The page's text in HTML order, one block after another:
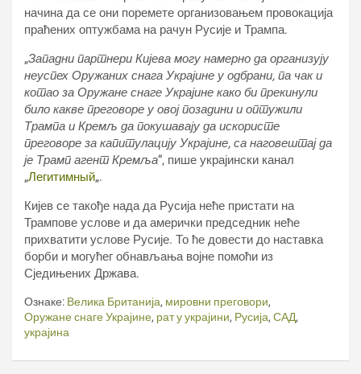
начина да се они поремете организовањем провокација
праћених оптужбама на рачун Русије и Трампа.
„Западни партнери Кијева могу намерно да организују
неуспех Оружаних снага Украјине у одбрани, па чак и
котао за Оружане снаге Украјине како би прекинули
било какве преговоре у овој позадини и оптужили
Трампа и Кремљ да покушавају да искористе
преговоре за капитулацију Украјине, са наговештај да
је Трамп агент Кремља“, пише украјински канал
„Легитимный„.
Кијев се такође нада да Русија неће пристати на
Трампове услове и да амерички председник неће
прихватити услове Русије. То ће довести до наставка
борби и могућег обнављања војне помоћи из
Сједињених Држава.
Ознаке: Велика Британија, мировни преговори,
Оружане снаге Украјине, рат у украјини, Русија, САД,
украјина